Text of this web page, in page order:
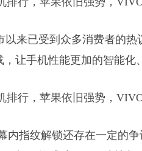
以来已受到众多消费者的
，让手机性能更加的智能化
内指纹解锁还存在一定的